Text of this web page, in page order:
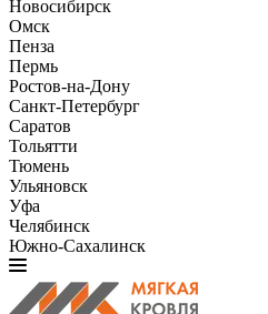
Новосибирск
Омск
Пенза
Пермь
Ростов-на-Дону
Санкт-Петербург
Саратов
Тольятти
Тюмень
Ульяновск
Уфа
Челябинск
Южно-Сахалинск